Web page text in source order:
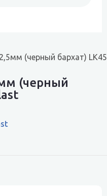
(черный бархат)
(черный